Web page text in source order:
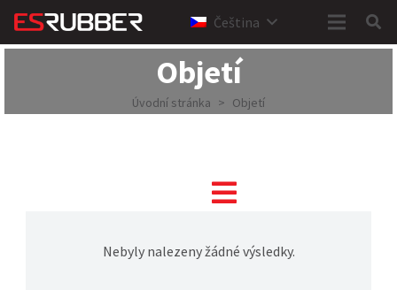
Čeština
Objetí
Úvodní stránka > Objetí
Nebyly nalezeny žádné výsledky.